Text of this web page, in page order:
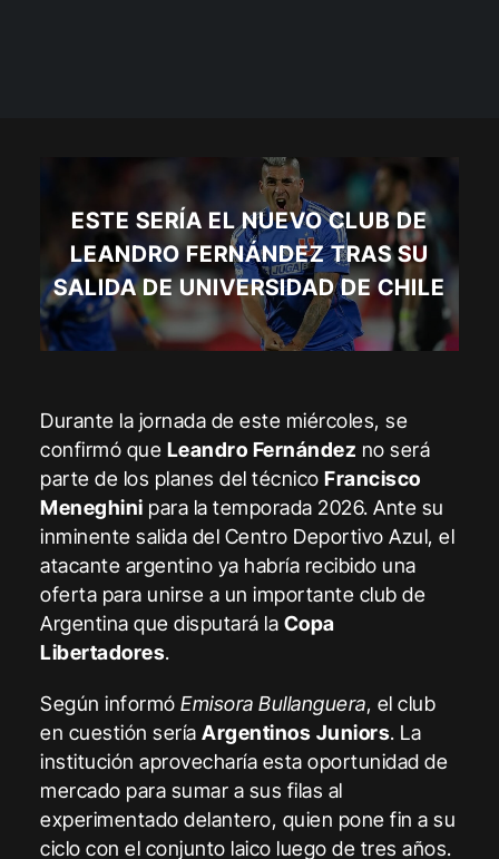
ESTE SERÍA EL NUEVO CLUB DE
LEANDRO FERNÁNDEZ TRAS SU
SALIDA DE UNIVERSIDAD DE CHILE
Durante la jornada de este miércoles, se
confirmó que Leandro Fernández no será
parte de los planes del técnicoFrancisco
Meneghini para la temporada 2026. Ante su
inminente salida del Centro Deportivo Azul, el
atacante argentino ya habría recibido una
oferta para unirse a un importante club de
Argentina que disputará la Copa
Libertadores.
Según informó Emisora Bullanguera, el club
en cuestión seríaArgentinos Juniors. La
institución aprovecharía esta oportunidad de
mercado para sumar a sus filas al
experimentado delantero, quien pone fin a su
ciclo con el conjunto laico luego de tres años.